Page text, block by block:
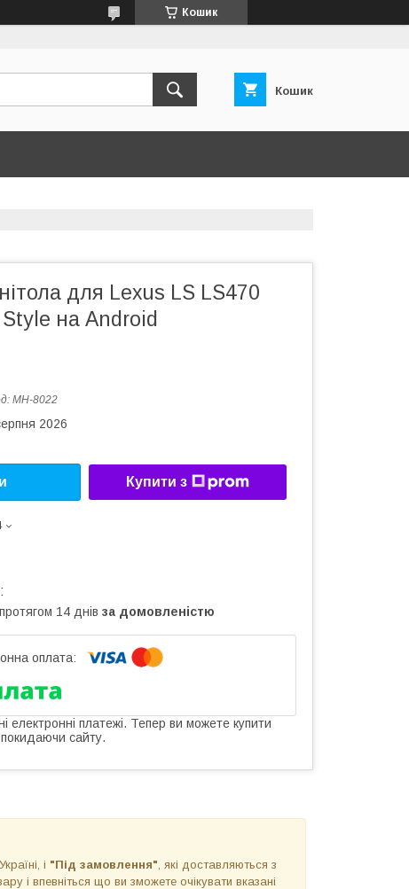
Кошик
Кошик
для Lexus LS LS470
на Android
MH-8022
2026
Купити з
14 днів за домовленістю
електронні платежі. Тепер ви можете купити
сайту.
і "Під замовлення" , які доставляються з
і впевніться що ви зможете очікувати вказані